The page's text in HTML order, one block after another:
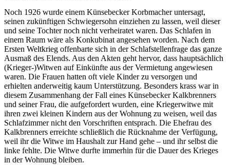
Noch 1926 wurde einem Künsebecker Korbmacher untersagt,
seinen zukünftigen Schwiegersohn einziehen zu lassen, weil dieser
und seine Tochter noch nicht verheiratet waren. Das Schlafen in
einem Raum wäre als Konkubinat angesehen worden. Nach dem
Ersten Weltkrieg offenbarte sich in der Schlafstellenfrage das ganze
Ausmaß des Elends. Aus den Akten geht hervor, dass hauptsächlich
(Krieger-)Witwen auf Einkünfte aus der Vermietung angewiesen
waren. Die Frauen hatten oft viele Kinder zu versorgen und
erhielten anderweitig kaum Unterstützung. Besonders krass war in
diesem Zusammenhang der Fall eines Künsebecker Kalkbrenners
und seiner Frau, die aufgefordert wurden, eine Kriegerwitwe mit
ihren zwei kleinen Kindern aus der Wohnung zu weisen, weil das
Schlafzimmer nicht den Vorschriften entsprach. Die Ehefrau des
Kalkbrenners erreichte schließlich die Rücknahme der Verfügung,
weil ihr die Witwe im Haushalt zur Hand gehe – und ihr selbst die
linke fehlte. Die Witwe durfte immerhin für die Dauer des Krieges
in der Wohnung bleiben.